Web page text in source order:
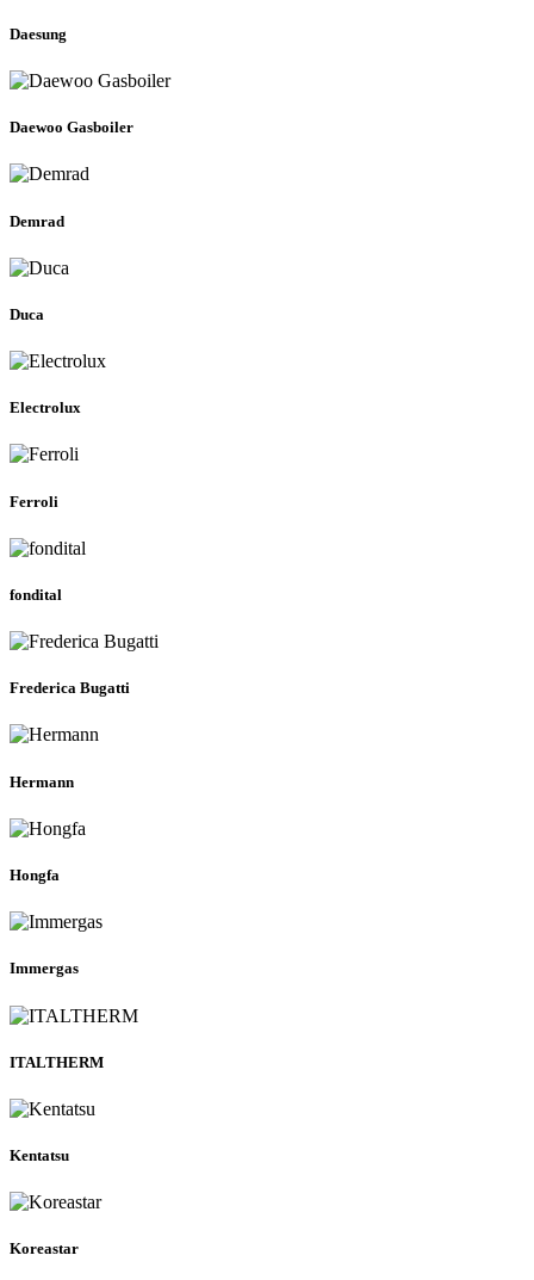
Daesung
Daewoo Gasboiler
Demrad
Duca
Electrolux
Ferroli
fondital
Frederica Bugatti
Hermann
Hongfa
Immergas
ITALTHERM
Kentatsu
Koreastar